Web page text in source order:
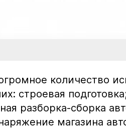
количество
строевая
разборка-сборка
магазина